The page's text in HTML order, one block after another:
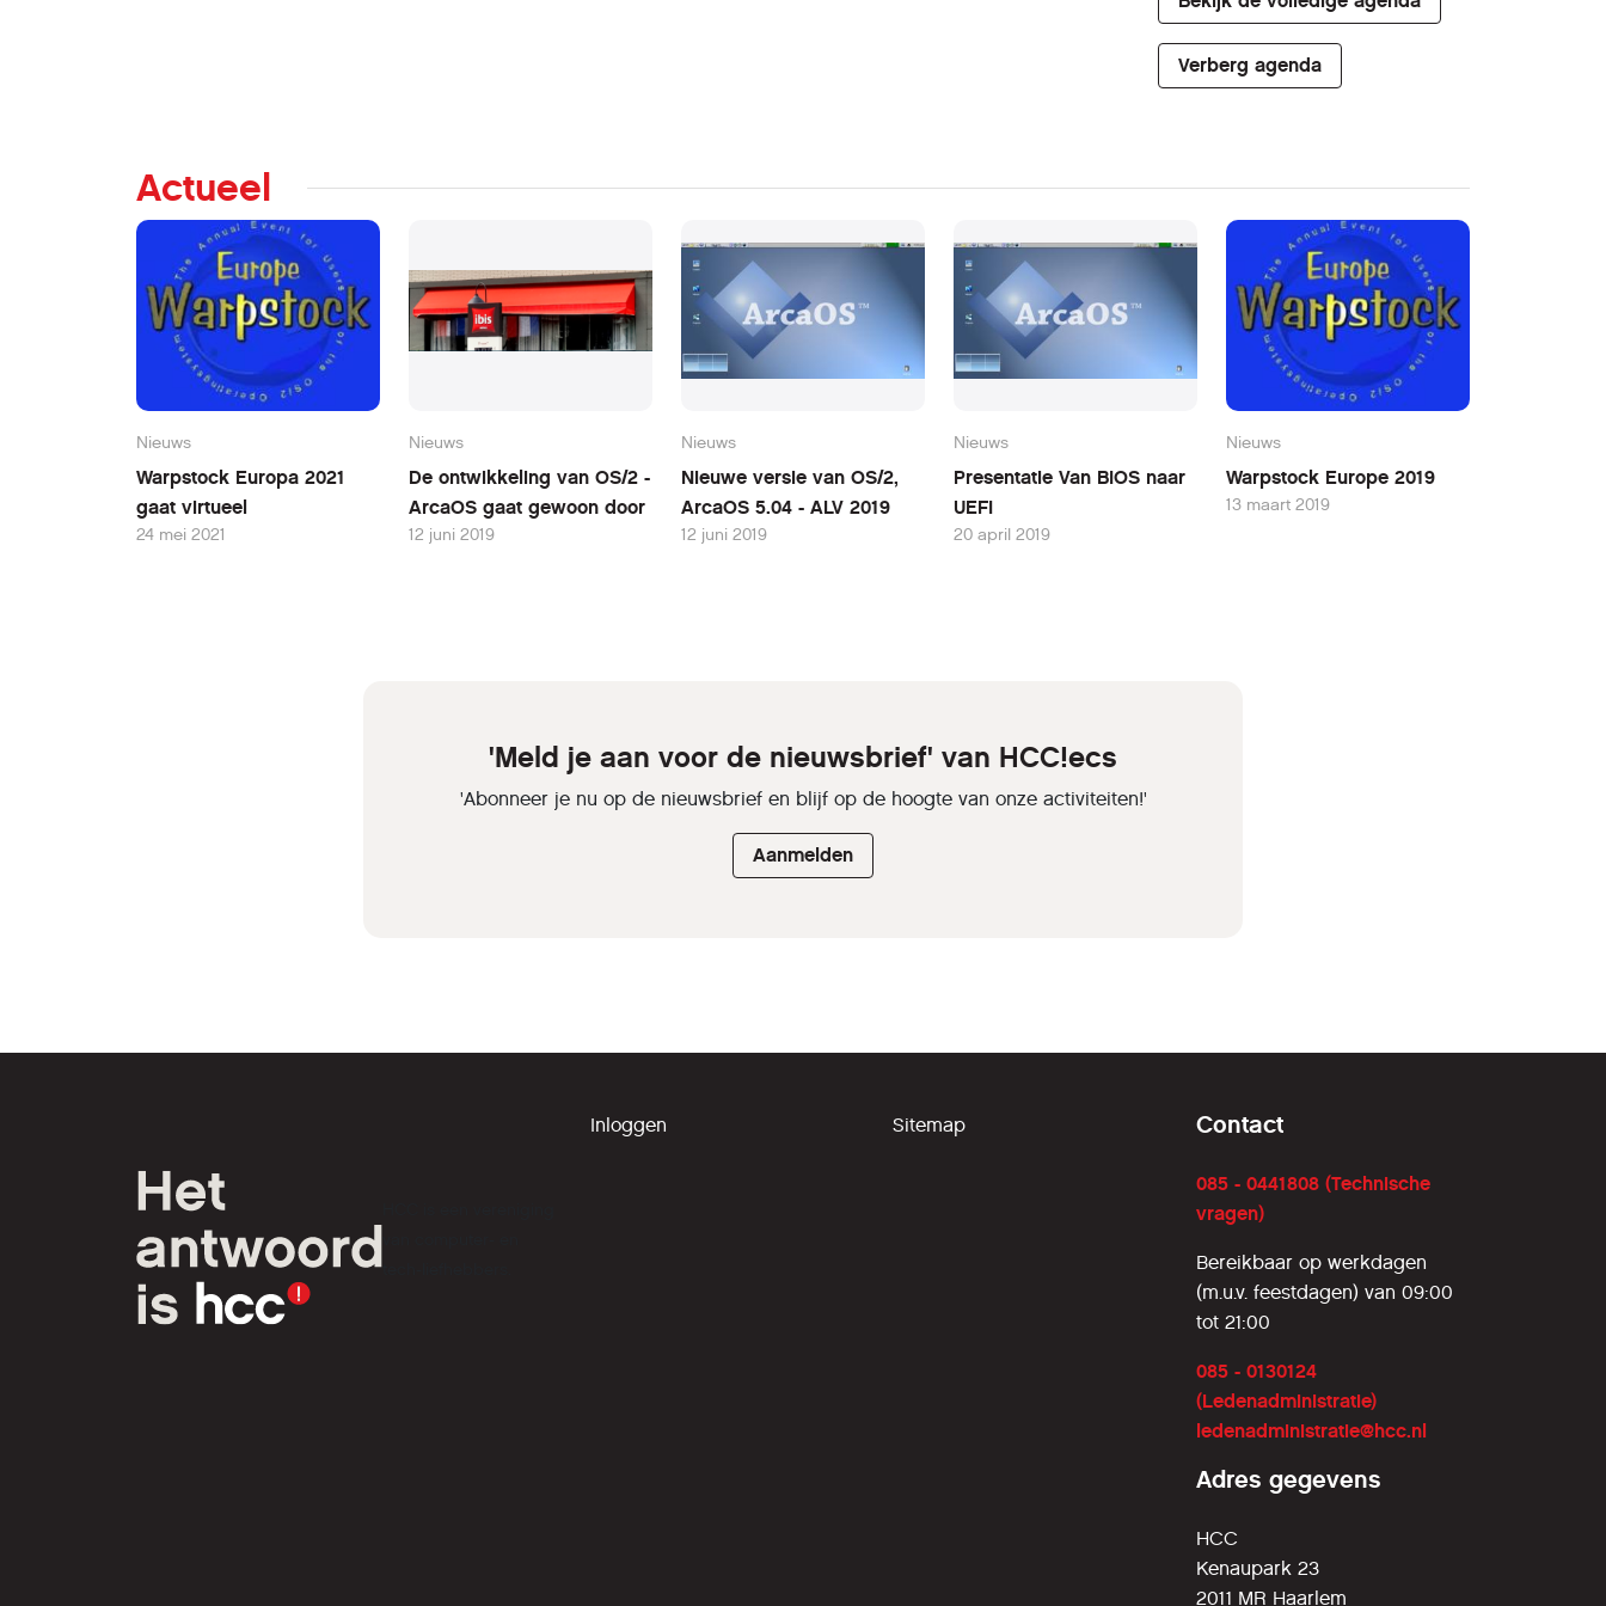
Verberg agenda
Actueel
Nieuws
Warpstock Europa 2021
gaat virtueel
24 mei 2021
Nieuws
De ontwikkeling van OS/2 -
ArcaOS gaat gewoon door
12 juni 2019
Nieuws
Nieuwe versie van OS/2,
ArcaOS 5.04 - ALV 2019
12 juni 2019
Nieuws
Presentatie Van BIOS naar
UEFI
20 april 2019
Nieuws
Warpstock Europe 2019
13 maart 2019
'Meld je aan voor de nieuwsbrief' van HCC!ecs
'Abonneer je nu op de nieuwsbrief en blijf op de hoogte van onze activiteiten!'
Aanmelden
tech-liefhebbers.
Inloggen Sitemap Contact
085 - 0441808 (Technische
vragen)
Bereikbaar op werkdagen
(m.u.v. feestdagen) van 09:00
tot 21:00
085 - 0130124
(Ledenadministratie)
ledenadministratie@hcc.nl
Adres gegevens
HCC
Kenaupark 23
2011 MR Haarlem